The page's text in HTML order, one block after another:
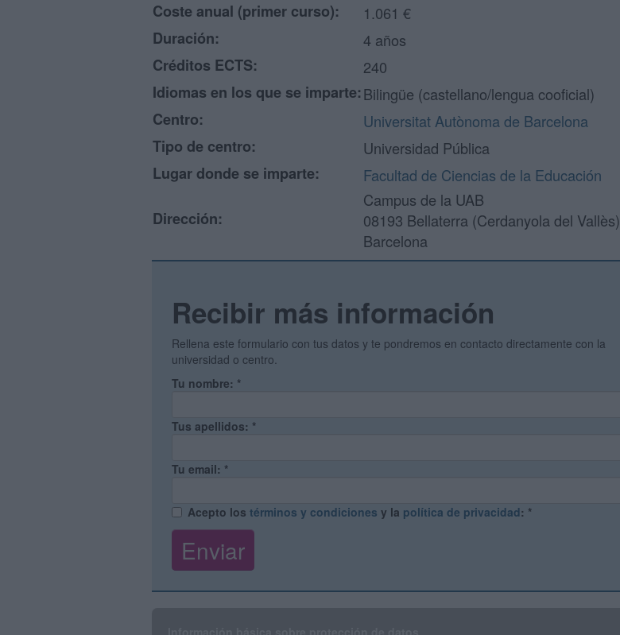
Coste anual (primer curso):
1.061 €
Duración:
4 años
Créditos ECTS:
240
Idiomas en los que se imparte:Bilingüe (castellano/lengua cooficial)
Centro:
Universitat Autònoma de Barcelona
Tipo de centro:
Universidad Pública
Lugar donde se imparte:
Facultad de Ciencias de la Educación
Dirección:
Campus de la UAB
08193 Bellaterra (Cerdanyola del Vallès)
Barcelona
Recibir más información
Rellena este formulario con tus datos y te pondremos en contacto directamente con la
universidad o centro.
Tu nombre: *
Tus apellidos: *
Tu email: *
Acepto los términos y condiciones y la política de privacidad: *